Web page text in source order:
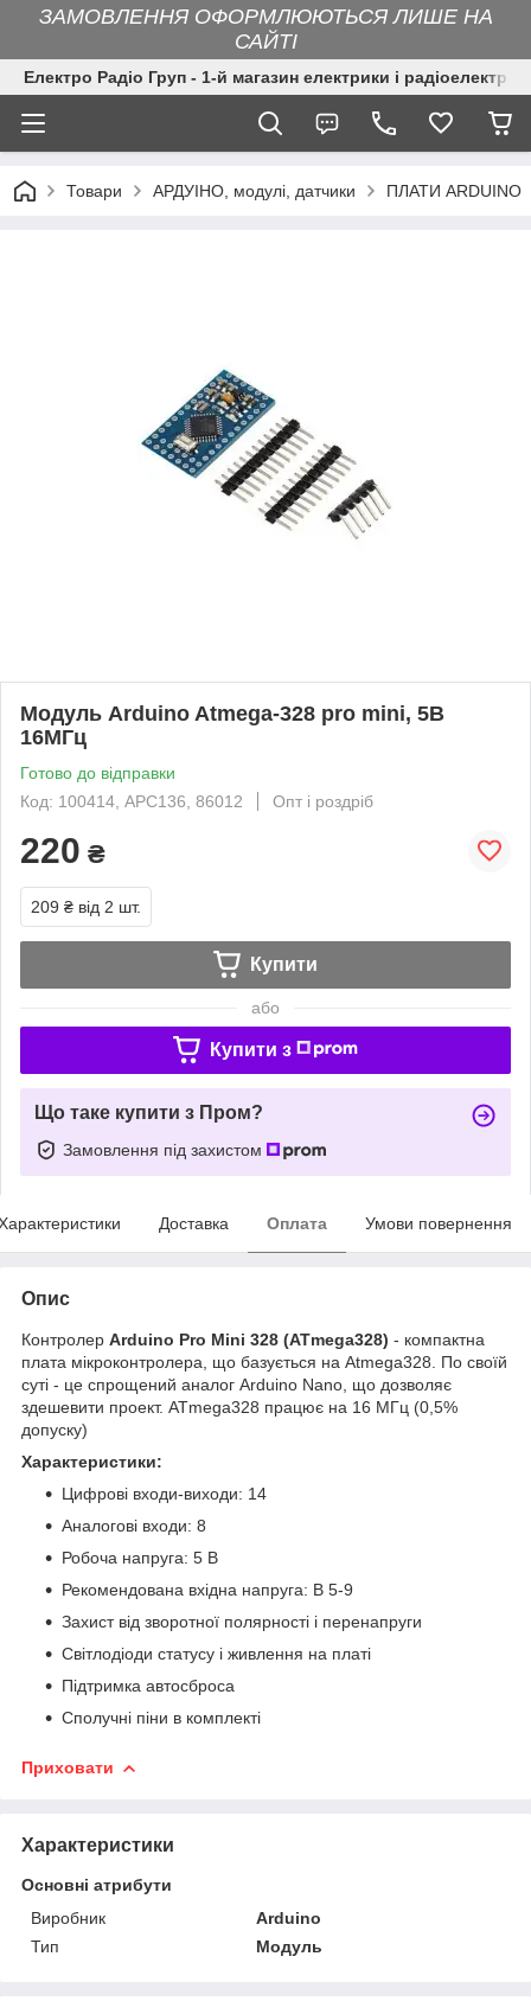
ЗАМОВЛЕННЯ ОФОРМЛЮЮТЬСЯ ЛИШЕ НА
САЙТІ
Електро Радіо Груп - 1-й магазин електрики і
Товари АРДУІНО, модулі, датчики ПЛАТИ ARDUINO
Модуль Arduino Atmega-328 pro mini, 5В
16МГц
Готово до відправки
Код: 100414, APC136, 86012
Опт і роздріб
220 ₴
209 ₴ від 2 шт.
Купити
або
Купити з
Що таке купити з Пром?
Замовлення під захистом
Доставка Оплата Умови повернення
Опис
Контролер Arduino Pro Mini 328 (ATmega328) - компактна
плата мікроконтролера, що базується на Atmega328. По своїй
суті - це спрощений аналог Arduino Nano, що дозволяє
здешевити проект. ATmega328 працює на 16 МГц (0,5%
допуску)
Характеристики:
Цифрові входи-виходи: 14
Аналогові входи: 8
Робоча напруга: 5 В
Рекомендована вхідна напруга: В 5-9
Захист від зворотної полярності і перенапруги
Світлодіоди статусу і живлення на платі
Підтримка автосброса
Сполучні піни в комплекті
Приховати
Характеристики
Основні атрибути
Виробник
Arduino
Тип
Модуль